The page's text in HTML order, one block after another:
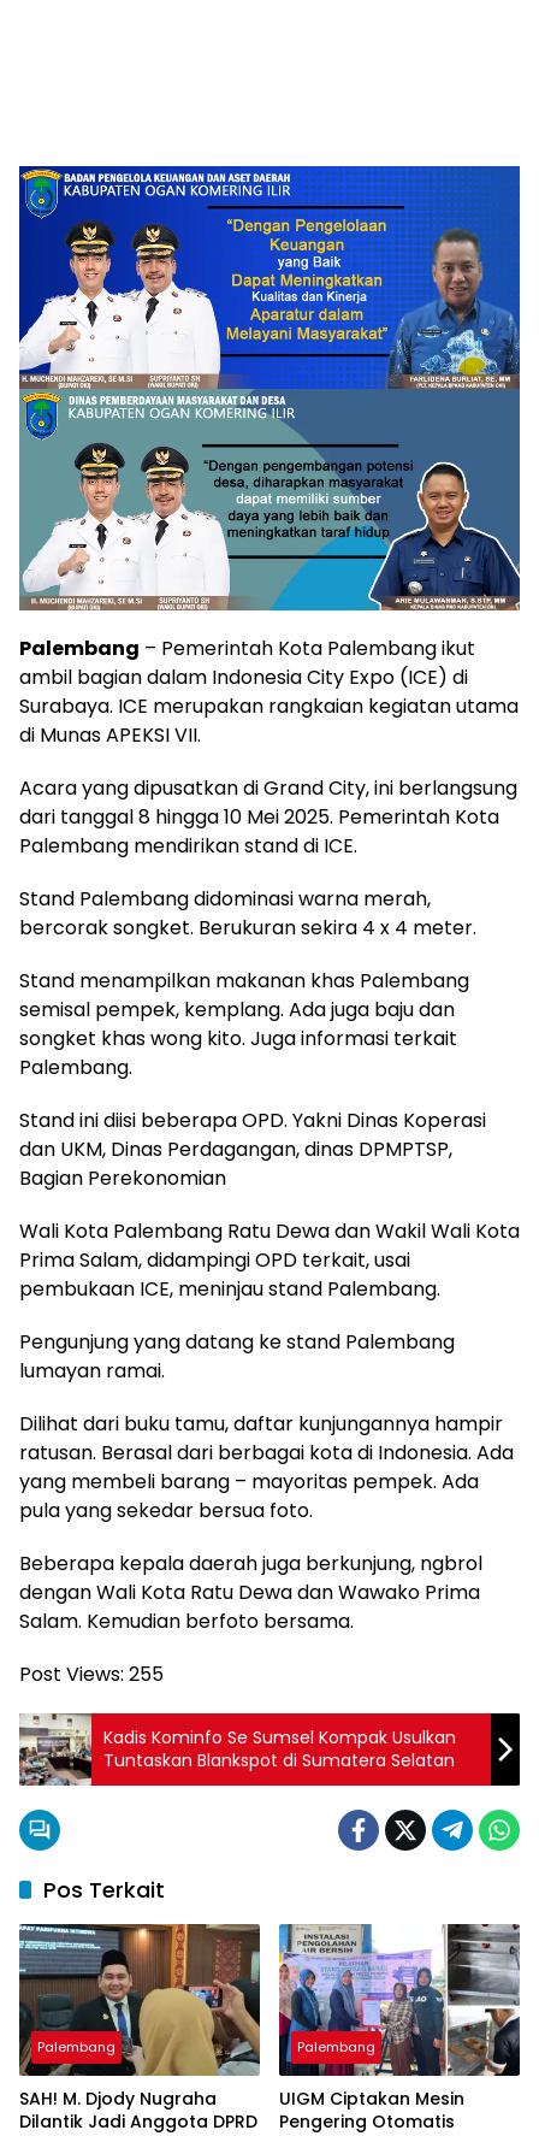
Palembang – Pemerintah Kota Palembang ikut
ambil bagian dalam Indonesia City Expo (ICE) di
Surabaya. ICE merupakan rangkaian kegiatan utama
di Munas APEKSI VII.
Acara yang dipusatkan di Grand City, ini berlangsung
dari tanggal 8 hingga 10 Mei 2025. Pemerintah Kota
Palembang mendirikan stand di ICE.
Stand Palembang didominasi warna merah,
bercorak songket. Berukuran sekira 4 x 4 meter.
Stand menampilkan makanan khas Palembang
semisal pempek, kemplang. Ada juga baju dan
songket khas wong kito. Juga informasi terkait
Palembang.
Stand ini diisi beberapa OPD. Yakni Dinas Koperasi
dan UKM, Dinas Perdagangan, dinas DPMPTSP,
Bagian Perekonomian
Wali Kota Palembang Ratu Dewa dan Wakil Wali Kota
Prima Salam, didampingi OPD terkait, usai
pembukaan ICE, meninjau stand Palembang.
Pengunjung yang datang ke stand Palembang
lumayan ramai.
Dilihat dari buku tamu, daftar kunjungannya hampir
ratusan. Berasal dari berbagai kota di Indonesia. Ada
yang membeli barang – mayoritas pempek. Ada
pula yang sekedar bersua foto.
Beberapa kepala daerah juga berkunjung, ngbrol
dengan Wali Kota Ratu Dewa dan Wawako Prima
Salam. Kemudian berfoto bersama.
Post Views: 255
Kadis Kominfo Se Sumsel Kompak Usulkan
Tuntaskan Blankspot di Sumatera Selatan
Pos Terkait
Palembang
SAH! M. Djody Nugraha
Dilantik Jadi Anggota DPRD
Palembang
UIGM Ciptakan Mesin
Pengering Otomatis